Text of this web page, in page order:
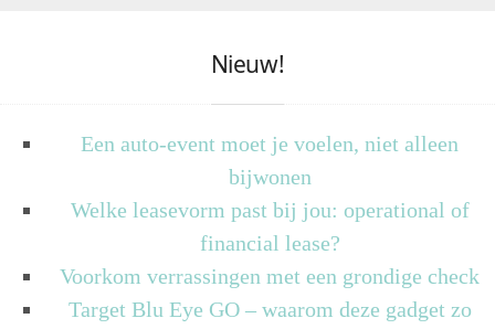
Nieuw!
Een auto-event moet je voelen, niet alleen
bijwonen
Welke leasevorm past bij jou: operational of
financial lease?
Voorkom verrassingen met een grondige check
Target Blu Eye GO – waarom deze gadget zo